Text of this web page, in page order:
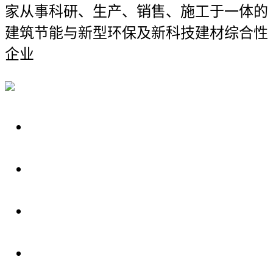
家从事科研、生产、销售、施工于一体的
建筑节能与新型环保及新科技建材综合性
企业